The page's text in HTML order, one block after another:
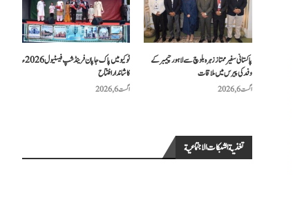
ٹوکیو میں پاک جاپان فرینڈشپ فیسٹیول 2026ء
کا شاندار افتتاح
اگست 6, 2026
پاکستانی سفیر ممتاز زہرہ بلوچ سے لاہور چیمبر کے
وفد کی پیرس میں ملاقات
اگست 6, 2026
تغذية الشبكات الاجتماعية